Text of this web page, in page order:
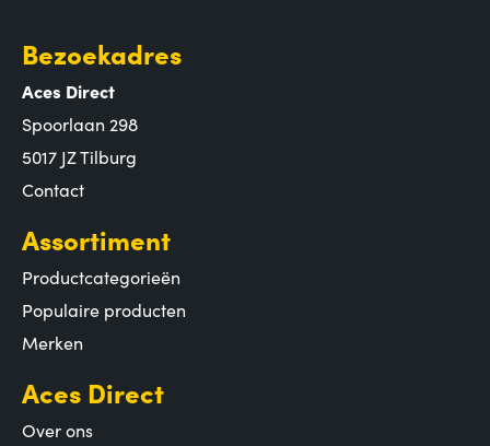
Bezoekadres
Aces Direct
Spoorlaan 298
5017 JZ Tilburg
Contact
Assortiment
Productcategorieën
Populaire producten
Merken
Aces Direct
Over ons